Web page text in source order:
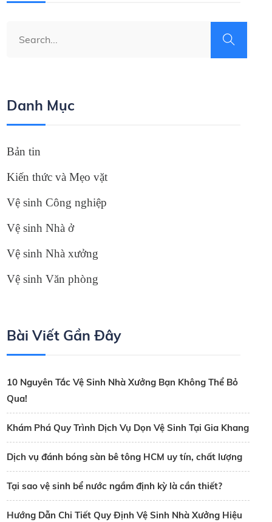
Danh Mục
Bản tin
Kiến thức và Mẹo vặt
Vệ sinh Công nghiệp
Vệ sinh Nhà ở
Vệ sinh Nhà xưởng
Vệ sinh Văn phòng
Bài Viết Gần Đây
10 Nguyên Tắc Vệ Sinh Nhà Xưởng Bạn Không Thể Bỏ
Qua!
Khám Phá Quy Trình Dịch Vụ Dọn Vệ Sinh Tại Gia Khang
Dịch vụ đánh bóng sàn bê tông HCM uy tín, chất lượng
Tại sao vệ sinh bể nước ngầm định kỳ là cần thiết?
Hướng Dẫn Chi Tiết Quy Định Vệ Sinh Nhà Xưởng Hiệu